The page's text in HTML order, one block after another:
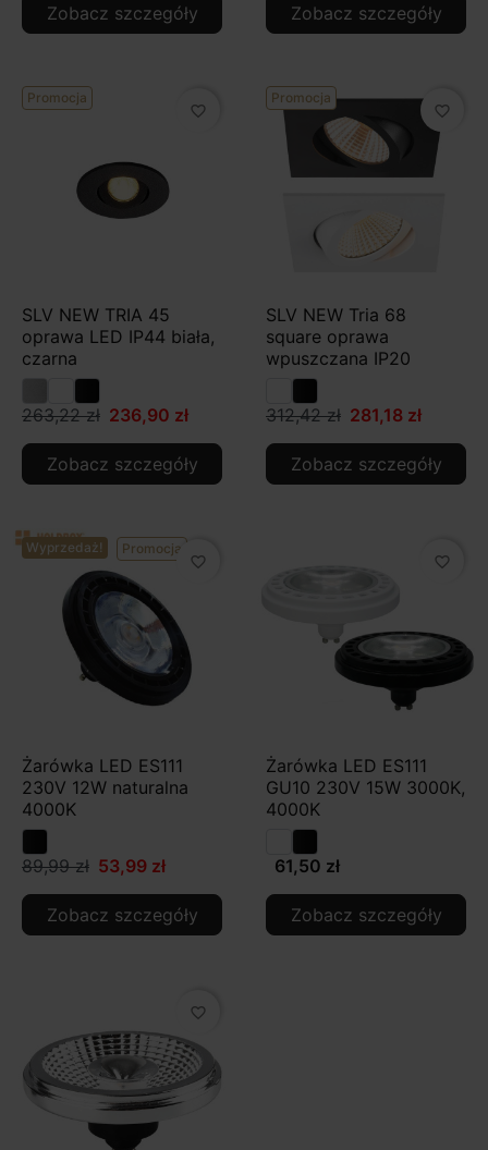
Zobacz szczegóły Zobacz szczegóły
Promocja
favorite_border
SLV NEW TRIA 45
oprawa LED IP44 biała,
czarna
263,22 zł 236,90 zł
Zobacz szczegóły
Promocja
favorite_border
SLV NEW Tria 68
square oprawa
wpuszczana IP20
312,42 zł 281,18 zł
Zobacz szczegóły
Wyprzedaż! Promocja
favorite_border
Żarówka LED ES111
230V 12W naturalna
4000K
89,99 zł 53,99 zł
Zobacz szczegóły
favorite_border
Żarówka LED ES111
GU10 230V 15W 3000K,
4000K
61,50 zł
Zobacz szczegóły
favorite_border